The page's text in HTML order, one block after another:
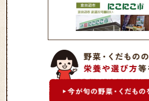
農産物直売所京田辺店 「に
こにこ市」